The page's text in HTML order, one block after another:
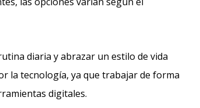
diaria y abrazar un estilo de vida
la tecnología, ya que trabajar de forma
digitales.